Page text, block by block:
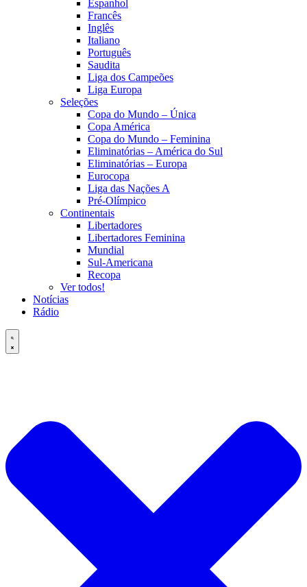
Espanhol
Francês
Inglês
Italiano
Português
Saudita
Liga dos Campeões
Liga Europa
Seleções
Copa do Mundo – Única
Copa América
Copa do Mundo – Feminina
Eliminatórias – América do Sul
Eliminatórias – Europa
Eurocopa
Liga das Nações A
Pré-Olímpico
Continentais
Libertadores
Libertadores Feminina
Mundial
Sul-Americana
Recopa
Ver todos!
Notícias
Rádio